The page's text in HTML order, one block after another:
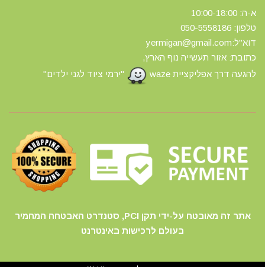
א-ה: 10:00-18:00
טלפון: 0 50-5558186
דוא"ל:yermigan@gmail.com
כתובת: אזור תעשייה נוף הארץ,
להגעה דרך אפליקציית waze
"ירמי ציוד לגני ילדים"
אתר זה מאובטח על-ידי תקן PCI, סטנדרט האבטחה המחמיר
בעולם לרכישות באינטרנט